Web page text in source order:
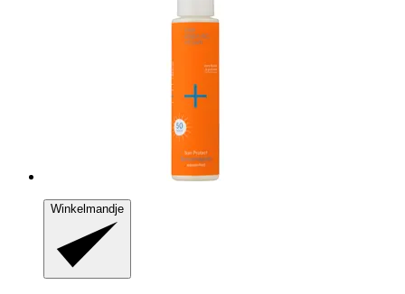
Winkelmandje